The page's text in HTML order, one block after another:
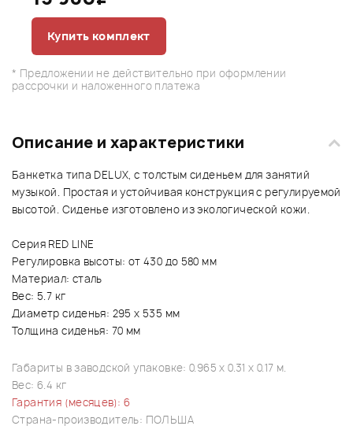
Купить комплект
* Предложении не действительно при оформлении
рассрочки и наложенного платежа
Описание и характеристики
Банкетка типа DELUX, с толстым сиденьем для занятий
музыкой. Простая и устойчивая конструкция с регулируемой
высотой. Сиденье изготовлено из экологической кожи.
Серия RED LINE
Регулировка высоты: от 430 до 580 мм
Материал: сталь
Вес: 5.7 кг
Диаметр сиденья: 295 x 535 мм
Толщина сиденья: 70 мм
Габариты в заводской упаковке: 0.965 x 0.31 x 0.17 м.
Вес: 6.4 кг
Гарантия (месяцев): 6
Страна-производитель: ПОЛЬША